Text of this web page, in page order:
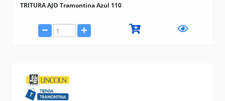
TRITURA AJO Tramontina Azul 110